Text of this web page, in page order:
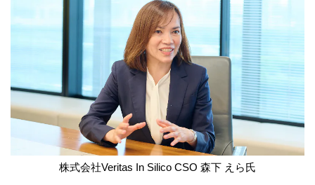
株式会社Veritas In Silico CSO 森下 えら氏